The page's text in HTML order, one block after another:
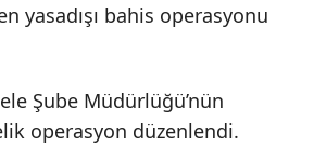
yasadışı bahis operasyonu
Şube Müdürlüğü’nün
operasyon düzenlendi.